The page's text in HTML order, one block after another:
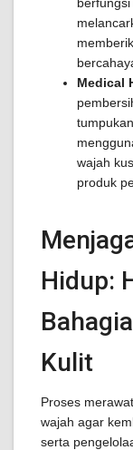
Medical
wajah
produk
Hidup:
Kulit
Proses
wajah agar
serta